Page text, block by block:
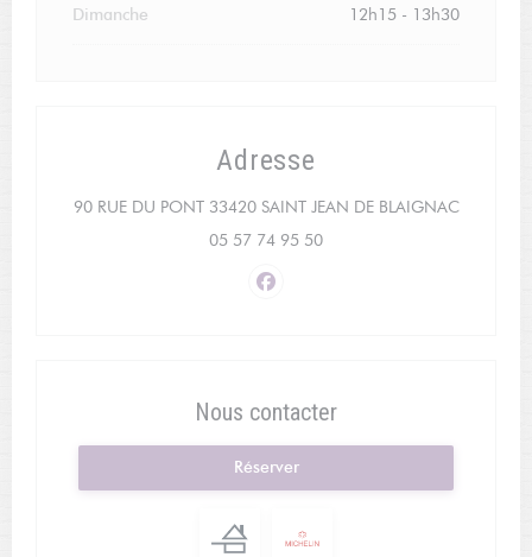
Dimanche 12h15 - 13h30
Adresse
90 RUE DU PONT 33420 SAINT JEAN DE BLAIGNAC((ouvre
05 57 74 95 50
Facebook ((ouvre une nouvelle
Nous contacter
Réserver